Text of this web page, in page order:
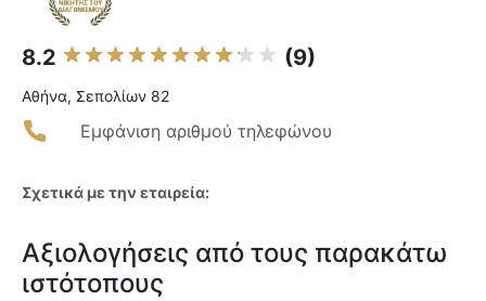
8.2 (9)
Αθήνα, Σεπολίων 82
Εμφάνιση αριθμού τηλεφώνου
Σχετικά με την εταιρεία:
Αξιολογήσεις από τους παρακάτω
ιστότοπους